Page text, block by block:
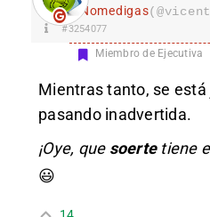
Nomedigas
#3254077
Miembro de Ejecutiva
Mientras tanto, se
pasando inadvertida.
¡Oye, que soertetiene
😃
14